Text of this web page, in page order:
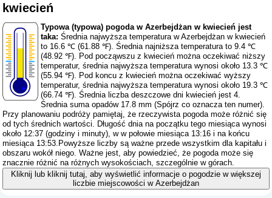
kwiecień
Typowa (typowa) pogoda w Azerbejdżan w kwiecień jest
taka: Średnia najwyższa temperatura w Azerbejdżan w kwiecień
to 16.6 ℃ (61.88 ℉). Średnia najniższa temperatura to 9.4 ℃
(48.92 ℉). Pod począwszu z kwiecień można oczekiwać niższy
temperatur, średnia najwyższa temperatura wynosi około 13.3 ℃
(55.94 ℉). Pod koncu z kwiecień można oczekiwać wyższy
temperatur, średnia najwyższa temperatura wynosi około 19.3 ℃
(66.74 ℉). Średnia liczba deszczowe dni kwiecień jest 4.
Średnia suma opadów 17.8 mm (Spójrz co oznacza ten numer).
Przy planowaniu podróży pamiętaj, że rzeczywista pogoda może różnić się
od tych średnich wartości. Długość dnia na początku tego miesiąca wynosi
około 12:37 (godziny i minuty), w w połowie miesiąca 13:16 i na końcu
miesiąca 13:53.Powyższe liczby są ważne przede wszystkim dla kapitału i
obszaru wokół niego. Ważne jest, aby powiedzieć, że pogoda może się
znacznie różnić na różnych wysokościach, szczególnie w górach.
Kliknij lub kliknij tutaj, aby wyświetlić informacje o pogodzie w większej
liczbie miejscowości w Azerbejdżan